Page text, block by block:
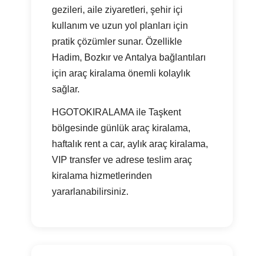
gezileri, aile ziyaretleri, şehir içi
kullanım ve uzun yol planları için
pratik çözümler sunar. Özellikle
Hadim, Bozkır ve Antalya bağlantıları
için araç kiralama önemli kolaylık
sağlar.
HGOTOKIRALAMA ile Taşkent
bölgesinde günlük araç kiralama,
haftalık rent a car, aylık araç kiralama,
VIP transfer ve adrese teslim araç
kiralama hizmetlerinden
yararlanabilirsiniz.